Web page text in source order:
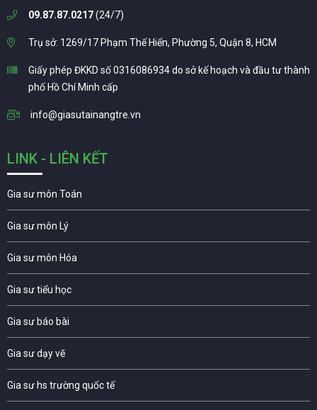
09.87.87.0217(24/7)
Trụ sở: 1269/17 Phạm Thế Hiển, Phường 5, Quận 8, HCM
Giấy phép ĐKKD số 0316086934 do sở kế hoạch và đầu tư thành
phố Hồ Chí Minh cấp
info@giasutainangtre.vn
LINK - LIÊN KẾT
Gia sư môn Toán
Gia sư môn Lý
Gia sư môn Hóa
Gia sư tiểu học
Gia sư báo bài
Gia sư dạy vẽ
Gia sư hs trường quốc tế